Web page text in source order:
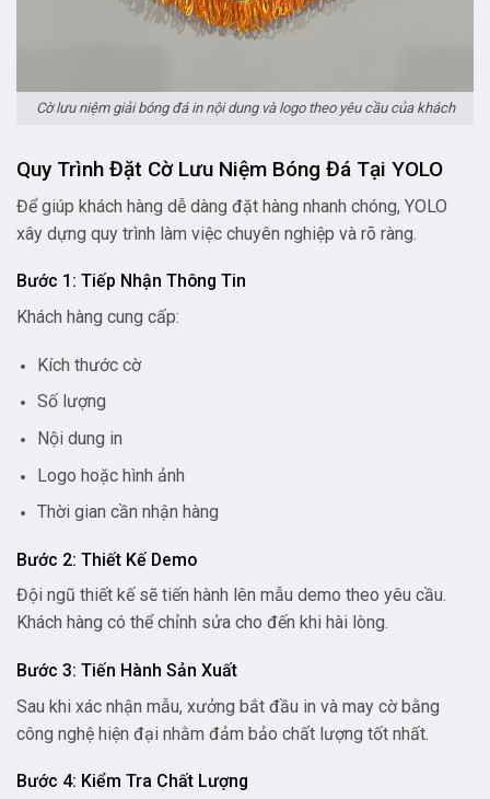
Cờ lưu niệm giải bóng đá in nội dung và logo theo yêu cầu của khách
Quy Trình Đặt Cờ Lưu Niệm Bóng Đá Tại YOLO
Để giúp khách hàng dễ dàng đặt hàng nhanh chóng, YOLO
xây dựng quy trình làm việc chuyên nghiệp và rõ ràng.
Bước 1: Tiếp Nhận Thông Tin
Khách hàng cung cấp:
Kích thước cờ
Số lượng
Nội dung in
Logo hoặc hình ảnh
Thời gian cần nhận hàng
Bước 2: Thiết Kế Demo
Đội ngũ thiết kế sẽ tiến hành lên mẫu demo theo yêu cầu.
Khách hàng có thể chỉnh sửa cho đến khi hài lòng.
Bước 3: Tiến Hành Sản Xuất
Sau khi xác nhận mẫu, xưởng bắt đầu in và may cờ bằng
công nghệ hiện đại nhằm đảm bảo chất lượng tốt nhất.
Bước 4: Kiểm Tra Chất Lượng